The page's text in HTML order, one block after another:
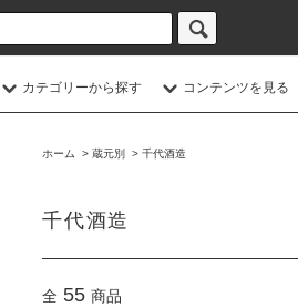
カテゴリーから探す コンテンツを見る
ホーム > 蔵元別 > 千代酒造
千代酒造
全 55 商品